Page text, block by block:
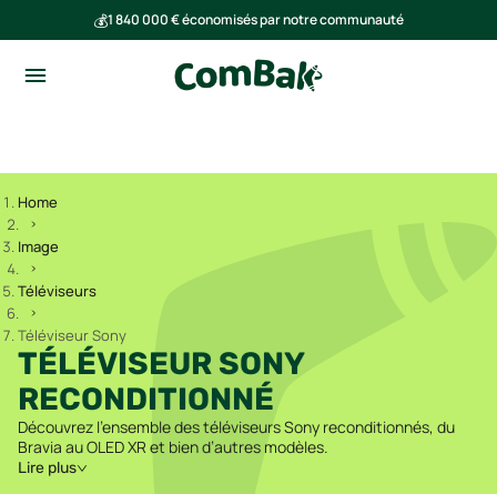
💰1 840 000 € économisés par notre communauté
Home
Image
Téléviseurs
Téléviseur Sony
TÉLÉVISEUR SONY
RECONDITIONNÉ
Découvrez l’ensemble des téléviseurs Sony reconditionnés, du
Bravia au OLED XR et bien d’autres modèles.
Lire plus